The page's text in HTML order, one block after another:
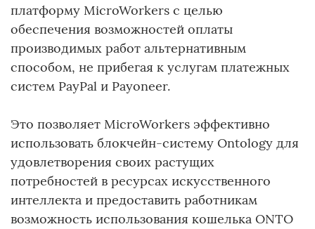
платформу MicroWorkers с целью
обеспечения возможностей оплаты
производимых работ альтернативным
способом, не прибегая к услугам платежных
систем PayPal и Payoneer.
Это позволяет MicroWorkers эффективно
использовать блокчейн-систему Ontology для
удовлетворения своих растущих
потребностей в ресурсах искусственного
интеллекта и предоставить работникам
возможность использования кошелька ONTO